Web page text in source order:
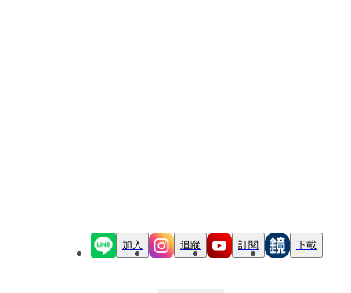
加入 追蹤 訂閱 下載